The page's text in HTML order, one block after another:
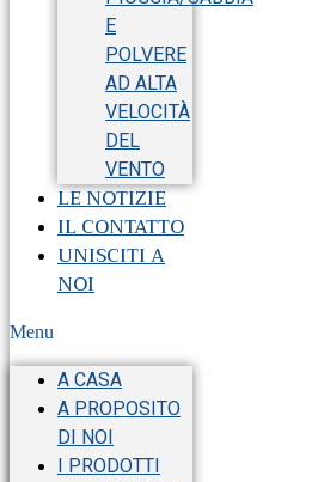
E
POLVERE
AD ALTA
VELOCITÀ
DEL
VENTO
LE NOTIZIE
IL CONTATTO
UNISCITI A
NOI
Menu
A CASA
A PROPOSITO
DI NOI
I PRODOTTI